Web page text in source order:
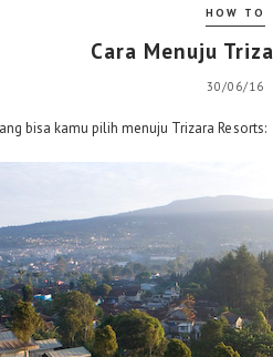
HOW TO
Cara Menuju
30/06/16
bisa kamu pilih menuju Trizara Resorts: